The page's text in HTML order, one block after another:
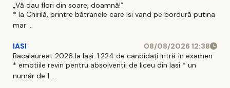
„Vă dau flori din soare, doamnă!”
* la Chirilă, printre bătranele care isi vand pe bordură putina
mar ...
IASI
08/08/2026 12:38
Bacalaureat 2026 la Iași: 1.224 de candidați intră în examen
* emotiile revin pentru absolventii de liceu din Iasi * un
număr de 1 ...